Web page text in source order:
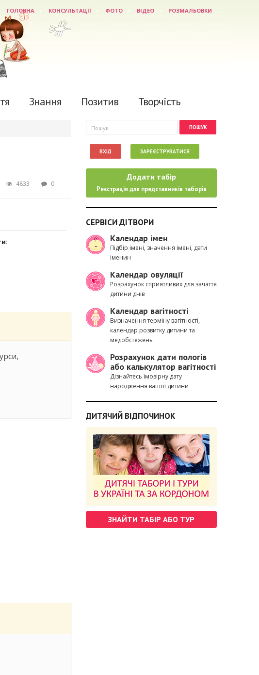
ГОЛОВНА КОНСУЛЬТАЦІЇ ФОТО ВІДЕО РОЗМАЛЬОВКИ
Знання Позитив Творчість
4833 0
Пошукова форма
Пошук
ВХІД ЗАРЕЄСТРУВАТИСЯ
Додати табір
Реєстрація для представників таборів
СЕРВІСИ ДІТВОРИ
Календар імен
Підбір імені, значення імені, дати
іменин
Календар овуляції
Розрахунок сприятливих для зачаття
дитини днів
Календар вагітності
Визначення терміну вагітності,
календар розвитку дитини та
медобстежень
Розрахунок дати пологів
або калькулятор вагітності
Дізнайтесь імовірну дату
народження вашої дитини
ДИТЯЧИЙ ВІДПОЧИНОК
ЗНАЙТИ ТАБІР АБО ТУР